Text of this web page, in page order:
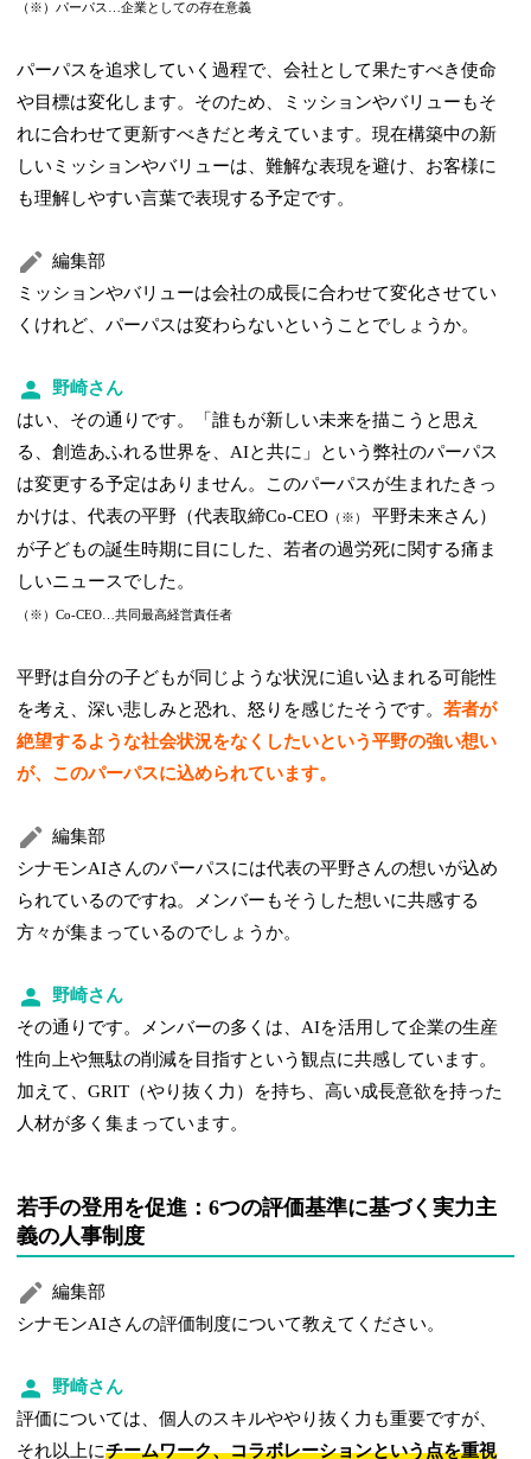
（※）パーパス…企業としての存在意義
パーパスを追求していく過程で、会社として果たすべき使命
や目標は変化します。そのため、ミッションやバリューもそ
れに合わせて更新すべきだと考えています。現在構築中の新
しいミッションやバリューは、難解な表現を避け、お客様に
も理解しやすい言葉で表現する予定です。
編集部
ミッションやバリューは会社の成長に合わせて変化させてい
くけれど、パーパスは変わらないということでしょうか。
野崎さん
はい、その通りです。「誰もが新しい未来を描こうと思え
る、創造あふれる世界を、AIと共に」という弊社のパーパス
は変更する予定はありません。このパーパスが生まれたきっ
かけは、代表の平野（代表取締Co-CEO （※）
平野未来さん）
が子どもの誕生時期に目にした、若者の過労死に関する痛ま
しいニュースでした。
（※）Co-CEO…共同最高経営責任者
平野は自分の子どもが同じような状況に追い込まれる可能性
を考え、深い悲しみと恐れ、怒りを感じたそうです。若者が
絶望するような社会状況をなくしたいという平野の強い想い
が、このパーパスに込められています。
編集部
シナモンAIさんのパーパスには代表の平野さんの想いが込め
られているのですね。メンバーもそうした想いに共感する
方々が集まっているのでしょうか。
野崎さん
その通りです。メンバーの多くは、AIを活用して企業の生産
性向上や無駄の削減を目指すという観点に共感しています。
加えて、GRIT（やり抜く力）を持ち、高い成長意欲を持った
人材が多く集まっています。
若手の登用を促進：6つの評価基準に基づく実力主
義の人事制度
編集部
シナモンAIさんの評価制度について教えてください。
野崎さん
評価については、個人のスキルややり抜く力も重要ですが、
それ以上にチームワーク、コラボレーションという点を重視